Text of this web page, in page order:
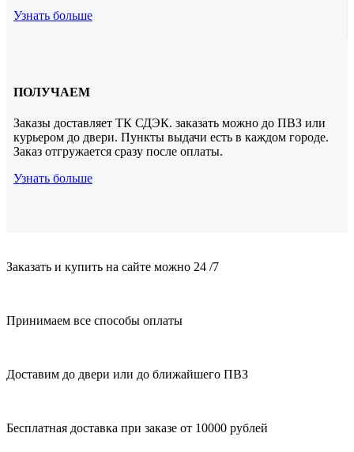
Узнать больше
ПОЛУЧАЕМ
Заказы доставляет ТК СДЭК. заказать можно до ПВЗ или
курьером до двери. Пункты выдачи есть в каждом городе.
Заказ отгружается сразу после оплаты.
Узнать больше
Заказать и купить на сайте можно 24 /7
Принимаем все способы оплаты
Доставим до двери или до ближайшего ПВЗ
Бесплатная доставка при заказе от 10000 рублей